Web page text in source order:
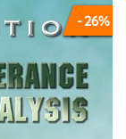
from your
(ROMI) in
metrics
- 26%